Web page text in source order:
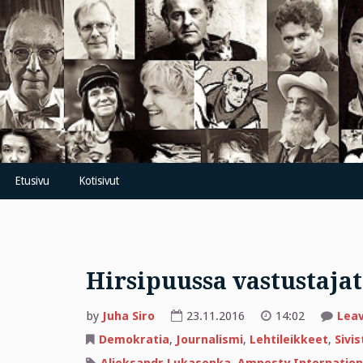
Skip
to
content
Etusivu Kotisivut
Hirsipuussa
by Juha Siro 23.11.2016 14:02
Demokratia, Journalismi, Lehtileikkeet,